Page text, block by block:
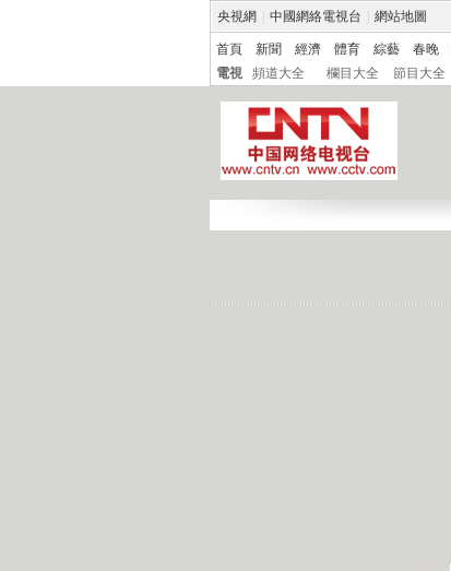
央視網 中國網絡電視台 網站地圖
首頁 新聞 經濟 體育 綜藝 春晚
電視
頻道大全 欄目大全 節目大全